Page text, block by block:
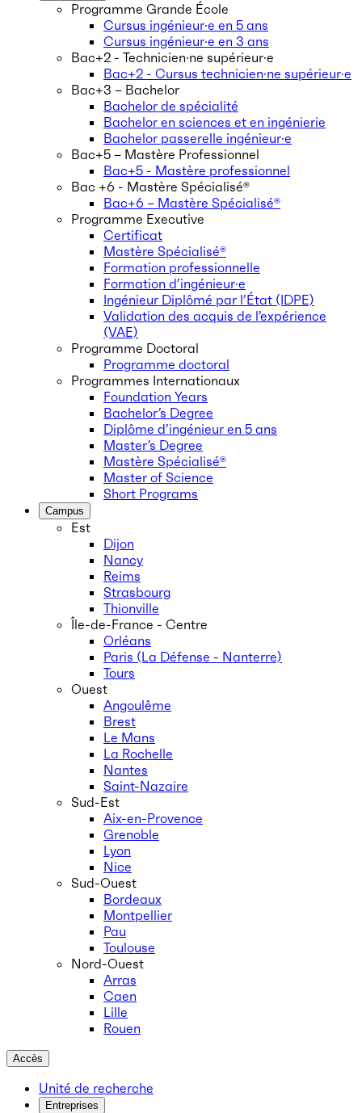
Programme Grande École
Cursus ingénieur·e en 5 ans
Cursus ingénieur·e en 3 ans
Bac+2 - Technicien·ne supérieur·e
Bac+2 - Cursus technicien·ne supérieur·e
Bac+3 – Bachelor
Bachelor de spécialité
Bachelor en sciences et en ingénierie
Bachelor passerelle ingénieur·e
Bac+5 – Mastère Professionnel
Bac+5 - Mastère professionnel
Bac +6 - Mastère Spécialisé®
Bac+6 – Mastère Spécialisé®
Programme Executive
Certificat
Mastère Spécialisé®
Formation professionnelle
Formation d’ingénieur·e
Ingénieur Diplômé par l’État (IDPE)
Validation des acquis de l’expérience
(VAE)
Programme Doctoral
Programme doctoral
Programmes Internationaux
Foundation Years
Bachelor’s Degree
Diplôme d’ingénieur en 5 ans
Master’s Degree
Mastère Spécialisé®
Master of Science
Short Programs
Campus
Est
Dijon
Nancy
Reims
Strasbourg
Thionville
Île-de-France - Centre
Orléans
Paris (La Défense - Nanterre)
Tours
Ouest
Angoulême
Brest
Le Mans
La Rochelle
Nantes
Saint-Nazaire
Sud-Est
Aix-en-Provence
Grenoble
Lyon
Nice
Sud-Ouest
Bordeaux
Montpellier
Pau
Toulouse
Nord-Ouest
Arras
Caen
Lille
Rouen
Accès
Unité de recherche
Entreprises